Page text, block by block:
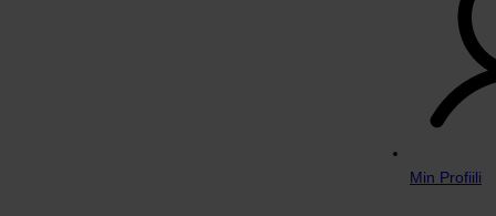
Min Profiili